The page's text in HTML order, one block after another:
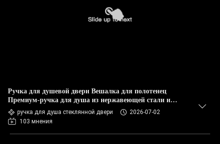
Ручка для душевой двери Вешалка для полотенец
Премиум-ручка для душа из нержавеющей стали и
стеклянной двери
ручка для душа стеклянной двери
2026-07-02
103 мнения